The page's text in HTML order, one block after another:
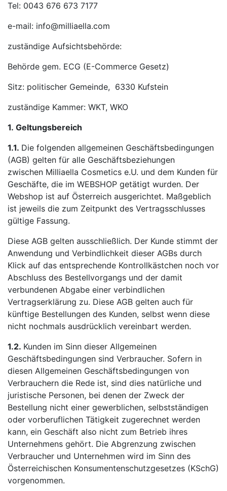
Tel: 0043 676 673 7177
e-mail: info@milliaella.com
zuständige Aufsichtsbehörde:
Behörde gem. ECG (E-Commerce Gesetz)
Sitz: politischer Gemeinde, 6330 Kufstein
zuständige Kammer: WKT, WKO
1. Geltungsbereich
1.1. Die folgenden allgemeinen Geschäftsbedingungen
(AGB) gelten für alle Geschäftsbeziehungen
zwischen Milliaella Cosmetics e.U. und dem Kunden für
Geschäfte, die im WEBSHOP getätigt wurden. Der
Webshop ist auf Österreich ausgerichtet. Maßgeblich
ist jeweils die zum Zeitpunkt des Vertragsschlusses
gültige Fassung.
Diese AGB gelten ausschließlich. Der Kunde stimmt der
Anwendung und Verbindlichkeit dieser AGBs durch
Klick auf das entsprechende Kontrollkästchen noch vor
Abschluss des Bestellvorgangs und der damit
verbundenen Abgabe einer verbindlichen
Vertragserklärung zu. Diese AGB gelten auch für
künftige Bestellungen des Kunden, selbst wenn diese
nicht nochmals ausdrücklich vereinbart werden.
1.2. Kunden im Sinn dieser Allgemeinen
Geschäftsbedingungen sind Verbraucher. Sofern in
diesen Allgemeinen Geschäftsbedingungen von
Verbrauchern die Rede ist, sind dies natürliche und
juristische Personen, bei denen der Zweck der
Bestellung nicht einer gewerblichen, selbstständigen
oder vorberuflichen Tätigkeit zugerechnet werden
kann, ein Geschäft also nicht zum Betrieb ihres
Unternehmens gehört. Die Abgrenzung zwischen
Verbraucher und Unternehmen wird im Sinn des
Österreichischen Konsumentenschutzgesetzes (KSchG)
vorgenommen.